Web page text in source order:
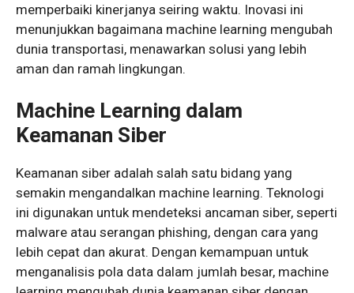
memperbaiki kinerjanya seiring waktu. Inovasi ini
menunjukkan bagaimana machine learning mengubah
dunia transportasi, menawarkan solusi yang lebih
aman dan ramah lingkungan.
Machine Learning dalam
Keamanan Siber
Keamanan siber adalah salah satu bidang yang
semakin mengandalkan machine learning. Teknologi
ini digunakan untuk mendeteksi ancaman siber, seperti
malware atau serangan phishing, dengan cara yang
lebih cepat dan akurat. Dengan kemampuan untuk
menganalisis pola data dalam jumlah besar, machine